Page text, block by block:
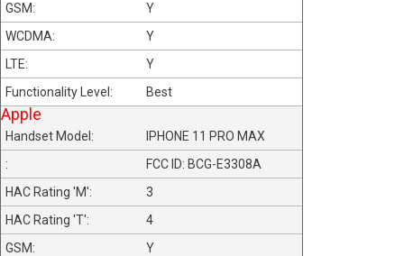
Y
Y
Y
Best
Apple
IPHONE 11 PRO MAX
FCC ID: BCG-E3308A
3
4
Y